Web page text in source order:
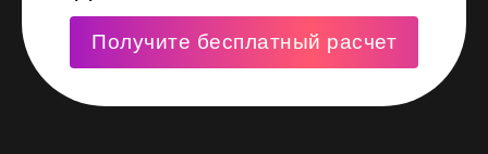
Получите бесплатный расчет